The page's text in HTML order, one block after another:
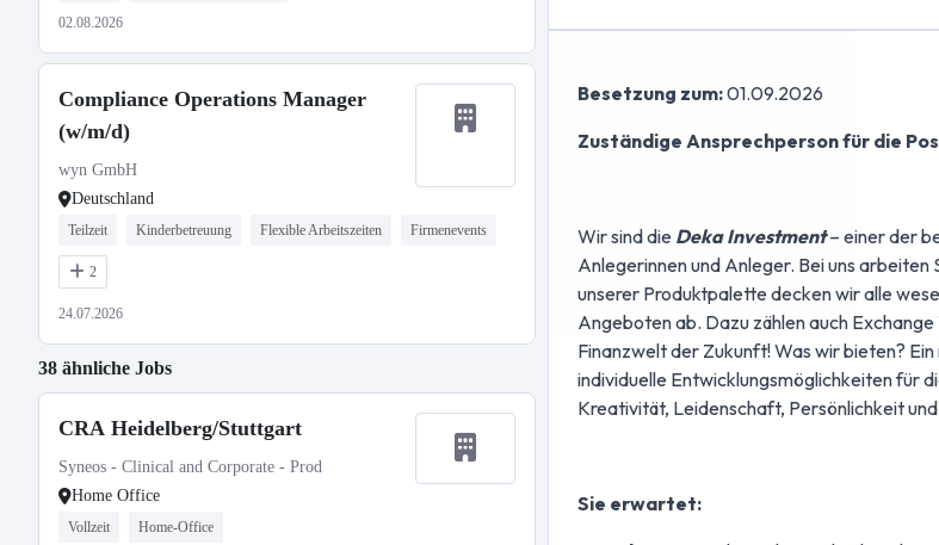
02.08.2026
Compliance Operations Manager
(w/m/d)
wyn GmbH
Deutschland
Teilzeit Kinderbetreuung Flexible Arbeitszeiten Firmenevents
2
24.07.2026
38 ähnliche Jobs
CRA Heidelberg/Stuttgart
Syneos - Clinical and Corporate - Prod
Home Office
Vollzeit Home-Office